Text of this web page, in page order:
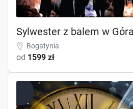
Sylwester z balem w
Bogatynia
od 1599 zł